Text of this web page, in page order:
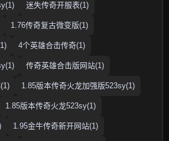
迷失传奇开服表(1)
1.76传奇复古微变版(1)
4个英雄合击传奇(1)
传奇英雄合击版网站(1)
1.85版本传奇火龙加强版523sy(1)
1.85版本传奇火龙523sy(1)
1.95金牛传奇新开网站(1)